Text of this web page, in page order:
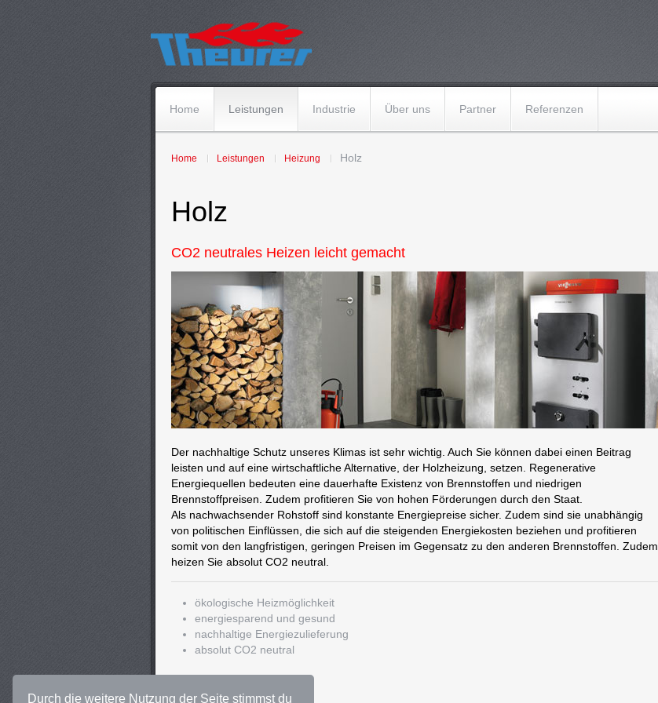
Durch die weitere Nutzung der Seite stimmst du
Home Leistungen Industrie Über uns Partner Referenzen
Home Leistungen Heizung Holz
Holz
CO2 neutrales Heizen leicht gemacht
Der nachhaltige Schutz unseres Klimas ist sehr wichtig. Auch Sie können dabei einen Beitrag
leisten und auf eine wirtschaftliche Alternative, der Holzheizung, setzen. Regenerative
Energiequellen bedeuten eine dauerhafte Existenz von Brennstoffen und niedrigen
Brennstoffpreisen. Zudem profitieren Sie von hohen Förderungen durch den Staat.
Als nachwachsender Rohstoff sind konstante Energiepreise sicher. Zudem sind sie unabhängig
von politischen Einflüssen, die sich auf die steigenden Energiekosten beziehen und profitieren
somit von den langfristigen, geringen Preisen im Gegensatz zu den anderen Brennstoffen. Zudem
heizen Sie absolut CO2 neutral.
ökologische Heizmöglichkeit
energiesparend und gesund
nachhaltige Energiezulieferung
absolut CO2 neutral